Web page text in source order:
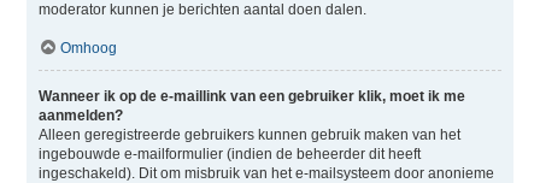
moderator kunnen je berichten aantal doen dalen.
Omhoog
Wanneer ik op de e-maillink van een gebruiker klik, moet ik me
aanmelden?
Alleen geregistreerde gebruikers kunnen gebruik maken van het
ingebouwde e-mailformulier (indien de beheerder dit heeft
ingeschakeld). Dit om misbruik van het e-mailsysteem door anonieme